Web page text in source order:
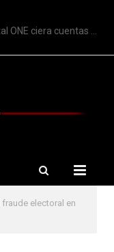
Trump por posible lavado de dinero Capital ONE ciera cuentas de Trump
fraude electoral en